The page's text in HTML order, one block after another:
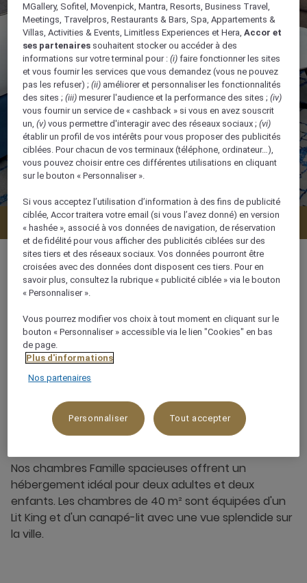
Vérifier la disponibilité
4 x
À propos de cette chambre
Nos chambres Famille spacieuses offrent un
hébergement idéal pour deux adultes et deux
enfants. Les chambres de 40 m² sont équipées d'un
Lit King et d'un canapé-lit avec une vue splendide sur
la ville.
MGallery, Sofitel, Movenpick, Mantra, Resorts, Business Travel,
Meetings, Travelpros, Restaurants & Bars, Spa, Appartements &
Villas, Activities & Events, Limitless Experiences et Hera,Accor et
ses partenaires souhaitent stocker ou accéder à des
informations sur votre terminal pour :(i) faire fonctionner les sites
et vous fournir les services que vous demandez (vous ne pouvez
pas les refuser) ;(ii) améliorer et personnaliser les fonctionnalités
des sites ;(iii) mesurer l'audience et la performance des sites ;(iv)
vous fournir un service de « cashback » si vous en avez souscrit
un,(v) vous permettre d'interagir avec des réseaux sociaux ;(vi)
établir un profil de vos intérêts pour vous proposer des publicités
ciblées. Pour chacun de vos terminaux (téléphone, ordinateur…),
vous pouvez choisir entre ces différentes utilisations en cliquant
sur le bouton « Personnaliser ».
Si vous acceptez l’utilisation d’information à des fins de publicité
ciblée, Accor traitera votre email (si vous l’avez donné) en version
« hashée », associé à vos données de navigation, de réservation
et de fidélité pour vous afficher des publicités ciblées sur des
sites tiers et des réseaux sociaux. Vos données pourront être
croisées avec des données dont disposent ces tiers. Pour en
savoir plus, consultez la rubrique « publicité ciblée » via le bouton
« Personnaliser ».
Vous pourrez modifier vos choix à tout moment en cliquant sur le
bouton « Personnaliser » accessible via le lien "Cookies" en bas
de page.
Plus d'informations
Nos partenaires
Personnaliser Tout accepter